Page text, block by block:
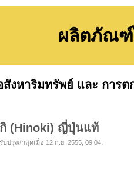
ผลิตภัณฑ์
งหาริมทรัพย์ และ การต
(Hinoki) ญี่ปุ่นแท้
ปรุงล่าสุดเมื่อ 12 ก.ย. 2555, 09:04.